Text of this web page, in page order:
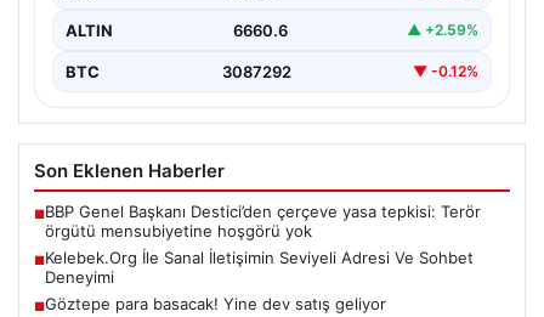
ALTIN 6660.6 ▲ +2.59%
BTC 3087292 ▼ -0.12%
Son Eklenen Haberler
■BBP Genel Başkanı Destici’den çerçeve yasa tepkisi: Terör
örgütü mensubiyetine hoşgörü yok
■Kelebek.Org İle Sanal İletişimin Seviyeli Adresi Ve Sohbet
Deneyimi
■Göztepe para basacak! Yine dev satış geliyor